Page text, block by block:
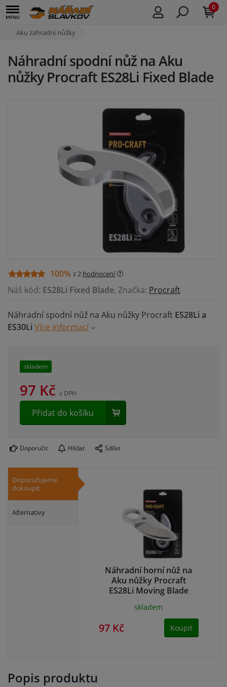
0
Aku zahradní nůžky
Náhradní spodní nůž na Aku
nůžky Procraft ES28Li Fixed Blade
100% z 2 hodnocení
Náš kód: ES28Li Fixed Blade, Značka: Procraft
Náhradní spodní nůž na Aku nůžky Procraft ES28Li a
ES30Li Více informací
skladem
97 Kč s DPH
Přidat do košíku
Doporučit Hlídat Sdílet
Doporučujeme
dokoupit
Alternativy
Náhradní horní nůž na
Aku nůžky Procraft
ES28Li Moving Blade
skladem
97 Kč Koupit
Popis produktu